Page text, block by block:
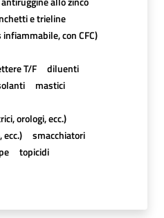
e trieline
con CFC)
T/F
diluenti
mastici
orologi, ecc.)
smacchiatori
topicidi